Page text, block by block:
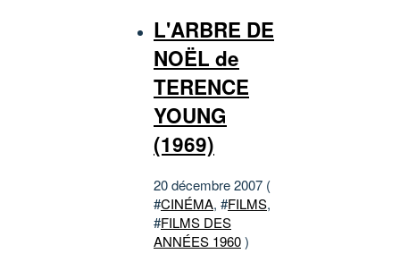
L'ARBRE DE
NOËL de
TERENCE
YOUNG
(1969)
20 décembre 2007 (
#CINÉMA, #FILMS,
#FILMS DES
ANNÉES 1960)